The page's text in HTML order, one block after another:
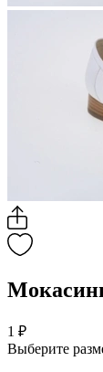
1 ₽
Выберите